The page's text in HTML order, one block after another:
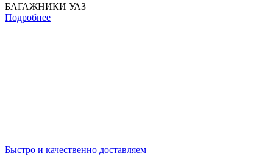
БАГАЖНИКИ УАЗ
Подробнее
Быстро и качественно доставляем